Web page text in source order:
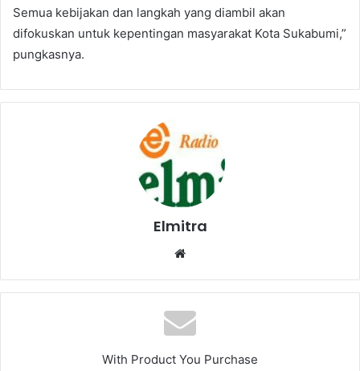
Semua kebijakan dan langkah yang diambil akan
difokuskan untuk kepentingan masyarakat Kota Sukabumi,”
pungkasnya.
Elmitra
Website
With Product You Purchase